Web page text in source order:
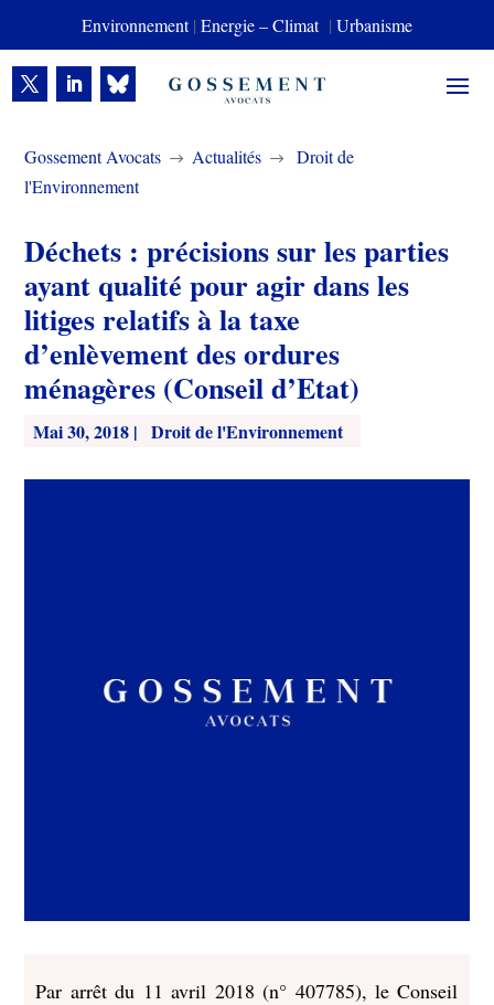
Environnement| Energie – Climat | Urbanisme
Gossement Avocats $ Actualités $
Droit de
l'Environnement
Déchets : précisions sur les parties
ayant qualité pour agir dans les
litiges relatifs à la taxe
d’enlèvement des ordures
ménagères (Conseil d’Etat)
Mai 30, 2018 | Droit de l'Environnement
Par arrêt du 11 avril 2018 (n° 407785), le Conseil